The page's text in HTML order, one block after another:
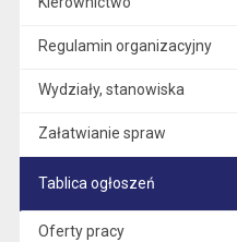
Regulamin organizacyjny
Wydziały, stanowiska
Załatwianie spraw
Tablica ogłoszeń
Oferty pracy